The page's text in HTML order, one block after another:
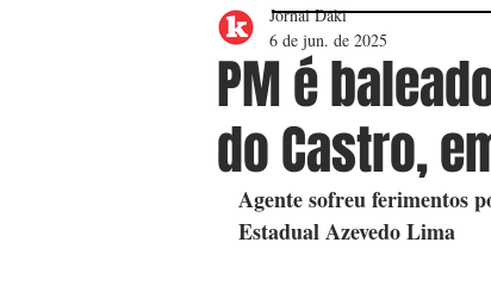
PM é
do Castro,
Jornal Daki
6 de jun. de 2025
Agente sofreu ferimentos
Estadual Azevedo Lima